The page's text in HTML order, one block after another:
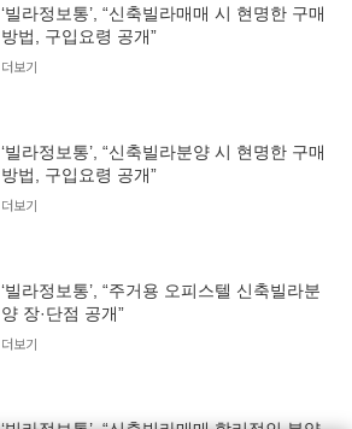
‘빌라정보통’, “신축빌라매매 시 현명한 구매
방법, 구입요령 공개”
더보기
‘빌라정보통’, “신축빌라분양 시 현명한 구매
방법, 구입요령 공개”
더보기
‘빌라정보통’, “주거용 오피스텔 신축빌라분
양 장·단점 공개”
더보기